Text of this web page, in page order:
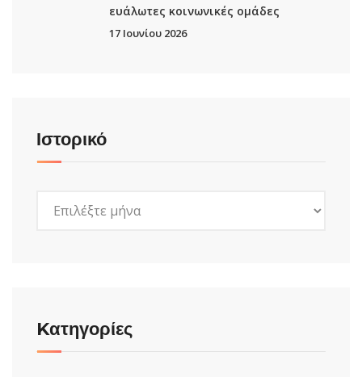
ευάλωτες κοινωνικές ομάδες
17 Ιουνίου 2026
Ιστορικό
Kατηγορίες